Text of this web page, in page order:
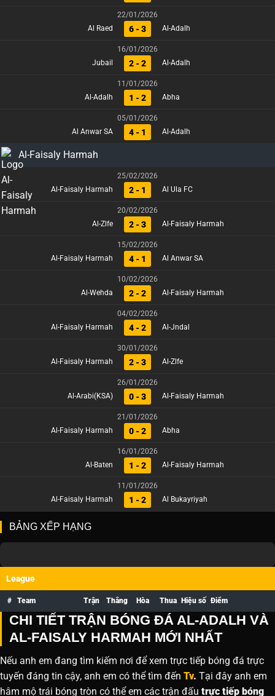
22/01/2026
Al Raed
6 - 3 Al-Adalh
16/01/2026
Jubail
2 - 2 Al-Adalh
11/01/2026
Al-Adalh
1 - 2 Abha
05/01/2026
Al Anwar SA
4 - 1 Al-Adalh
Al-Faisaly Harmah
25/02/2026
Al-Faisaly Harmah
2 - 1 Al Ula FC
20/02/2026
Al-Zlfe
2 - 3 Al-Faisaly Harmah
15/02/2026
Al-Faisaly Harmah
4 - 1 Al Anwar SA
10/02/2026
Al-Wehda
2 - 2 Al-Faisaly Harmah
04/02/2026
Al-Faisaly Harmah
4 - 2 Al-Jndal
30/01/2026
Al-Faisaly Harmah
2 - 3 Al-Zlfe
26/01/2026
Al-Arabi(KSA)
0 - 3 Al-Faisaly Harmah
21/01/2026
Al-Faisaly Harmah
0 - 2 Abha
16/01/2026
Al-Baten
1 - 2 Al-Faisaly Harmah
11/01/2026
Al-Faisaly Harmah
1 - 2 Al Bukayriyah
BẢNG XẾP HẠNG
League
# Team Trận Thắng Hòa Thua Hiệu số Điểm
CHI TIẾT TRẬN BÓNG ĐÁ AL-ADALH VÀ
AL-FAISALY HARMAH MỚI NHẤT
Nếu anh em đang tìm kiếm nơi để xem trực tiếp bóng đá trực
tuyến đáng tin cậy, anh em có thể tìm đến Tv. Tại đây anh em
hâm mộ trái bóng tròn có thể em các trận đấu trực tiếp bóng